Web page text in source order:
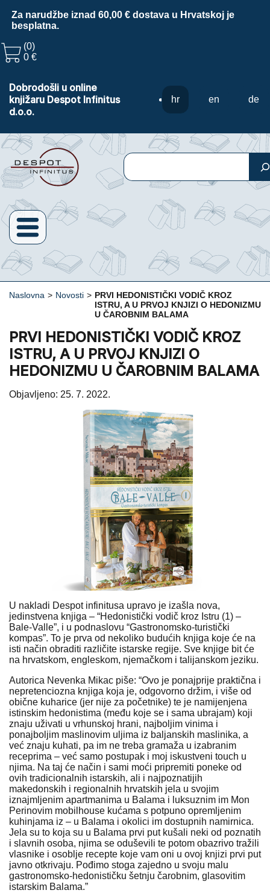
Za narudžbe iznad 60,00 € dostava u Hrvatskoj je
besplatna.
(0)
0 €
Dobrodošli u online
knjižaru Despot Infinitus
d.o.o.
hr en de
Pretraga
Naslovna > Novosti > PRVI HEDONISTIČKI VODIČ KROZ
ISTRU, A U PRVOJ KNJIZI O HEDONIZMU
U ČAROBNIM BALAMA
PRVI HEDONISTIČKI VODIČ KROZ
ISTRU, A U PRVOJ KNJIZI O
HEDONIZMU U ČAROBNIM BALAMA
Objavljeno: 25. 7. 2022.
U nakladi Despot infinitusa upravo je izašla nova,
jedinstvena knjiga – “Hedonistički vodič kroz Istru (1) –
Bale-Valle”, i u podnaslovu “Gastronomsko-turistički
kompas”. To je prva od nekoliko budućih knjiga koje će na
isti način obraditi različite istarske regije. Sve knjige bit će
na hrvatskom, engleskom, njemačkom i talijanskom jeziku.
Autorica Nevenka Mikac piše: “Ovo je ponajprije praktična i
nepretenciozna knjiga koja je, odgovorno držim, i više od
obične kuharice (jer nije za početnike) te je namijenjena
istinskim hedonistima (među koje se i sama ubrajam) koji
znaju uživati u vrhunskoj hrani, najboljim vinima i
ponajboljim maslinovim uljima iz baljanskih maslinika, a
već znaju kuhati, pa im ne treba gramaža u izabranim
receprima – već samo postupak i moj iskustveni touch u
njima. Na taj će način i sami moći pripremiti poneke od
ovih tradicionalnih istarskih, ali i najpoznatijih
makedonskih i regionalnih hrvatskih jela u svojim
iznajmljenim apartmanima u Balama i luksuznim im Mon
Perinovim mobilhouse kućama s potpuno opremljenim
kuhinjama iz – u Balama i okolici im dostupnih namirnica.
Jela su to koja su u Balama prvi put kušali neki od poznatih
i slavnih osoba, njima se oduševili te potom obazrivo tražili
vlasnike i osoblje recepte koje vam oni u ovoj knjizi prvi put
javno otkrivaju. Pođimo stoga zajedno u svoju malu
gastronomsko-hedonističku šetnju čarobnim, glasovitim
istarskim Balama.”